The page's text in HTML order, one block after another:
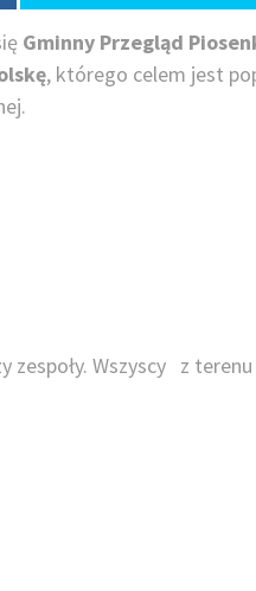
Gminny Przegląd
, którego celem jest
Wszyscy z